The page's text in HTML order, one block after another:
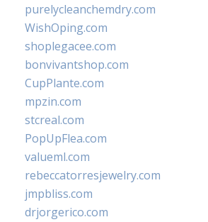
purelycleanchemdry.com
WishOping.com
shoplegacee.com
bonvivantshop.com
CupPlante.com
mpzin.com
stcreal.com
PopUpFlea.com
valueml.com
rebeccatorresjewelry.com
jmpbliss.com
drjorgerico.com